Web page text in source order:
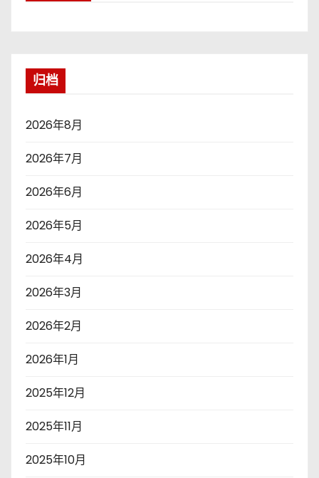
归档
2026年8月
2026年7月
2026年6月
2026年5月
2026年4月
2026年3月
2026年2月
2026年1月
2025年12月
2025年11月
2025年10月